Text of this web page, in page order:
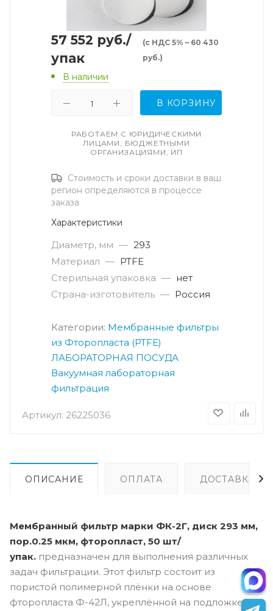
Артикул: 26225036
57 552 руб./
упак
(с НДС 5% – 60 430
руб.)
В наличии
В КОРЗИНУ
РАБОТАЕМ С ЮРИДИЧЕСКИМИ
ЛИЦАМИ, БЮДЖЕТНЫМИ
ОРГАНИЗАЦИЯМИ, ИП
Стоимость и сроки доставки в ваш
регион определяются в процессе
заказа
Характеристики
Диаметр, мм — 293
Материал — PTFE
Стерильная упаковка — нет
Страна-изготовитель — Россия
Категории: Мембранные фильтры
из Фторопласта (PTFE)
ЛАБОРАТОРНАЯ ПОСУДА
Вакуумная лабораторная
фильтрация
ОПИСАНИЕ ОПЛАТА ДОСТАВКА
Мембранный фильтр марки ФК-2Г, диск 293 мм,
пор.0.25 мкм, фторопласт, 50 шт/
упак. предназначен для выполнения различных
задач фильтрации. Этот фильтр состоит из
пористой полимерной плёнки на основе
фторопласта Ф-42Л, укреплённой на подложке из